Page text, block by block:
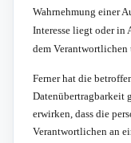
Wahrnehmung einer
Interesse liegt oder in
dem Verantwortlichen
Ferner hat die
Datenübertragbarkeit
erwirken, dass die
Verantwortlichen an